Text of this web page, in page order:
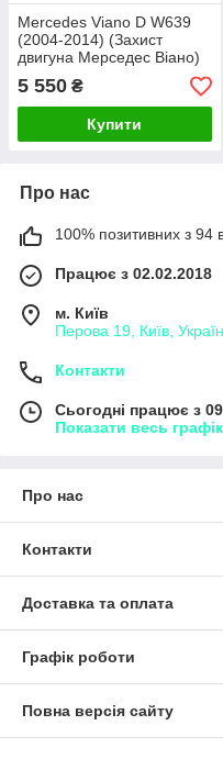
Mercedes Viano D W639
(2004-2014) (Захист
двигуна Мерседес Віано)
Кольчуга
5 550 ₴
Купити
Про нас
100% позитивних з 94
Працює з 02.02.2018
м. Київ
Перова 19, Київ,
Контакти
Сьогодні працює з
Показати весь
Про нас
Контакти
Доставка та оплата
Графік роботи
Повна версія сайту